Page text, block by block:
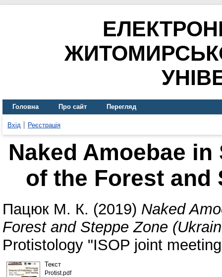
Головна Про сайт Перегляд
Вхід Реєстрація
Naked Amoebae
of the Forest and
Пацюк М. К. (2019) Naked
Forest and Steppe Zone
Protistology "ISOP joint
Текст
Protist.pdf